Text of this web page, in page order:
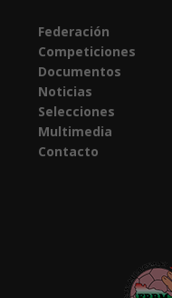
Federación
Competiciones
Documentos
Noticias
Selecciones
Multimedia
Contacto